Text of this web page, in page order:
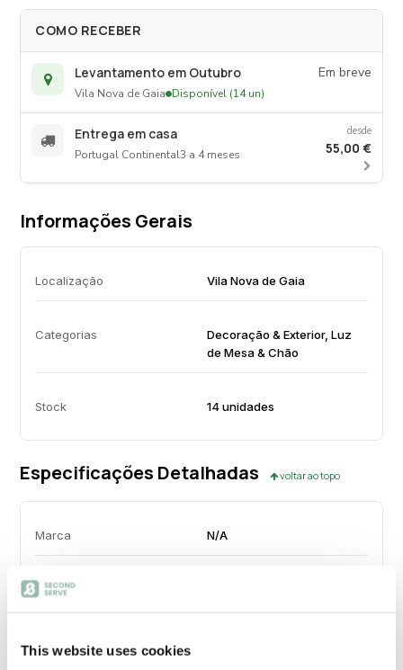
This website uses cookies
COMO RECEBER
Levantamento em Outubro
Vila Nova de Gaia Disponível (14 un)
Em breve
Entrega em casa
Portugal Continental3 a 4 meses
desde
55,00 €
Informações Gerais
Localização Vila Nova de Gaia
Categorias
Decoração & Exterior, Luz
de Mesa & Chão
Stock 14 unidades
Especificações Detalhadas voltar ao topo
Marca N/A
Altura (cm)
Largura (cm)